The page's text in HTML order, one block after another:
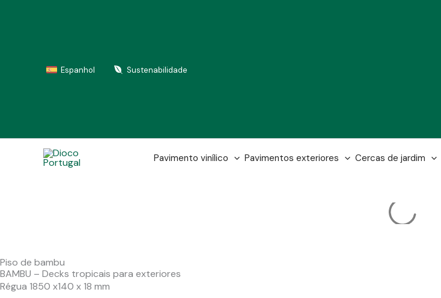
Espanhol Sustenabilidade
Pavimento vinílico Pavimentos exteriores Cercas de jardim
Piso de bambu
BAMBU – Decks tropicais para exteriores
Régua 1850 x140 x 18 mm